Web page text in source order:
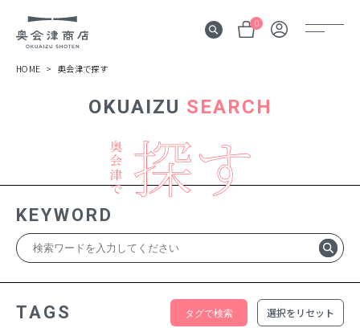
0
伝言板
みる
よむ
記事
する
体験
OKUAIZU SEARCH
HOME 奥会津で探す
KEYWORD
TAGS 選択をリセット